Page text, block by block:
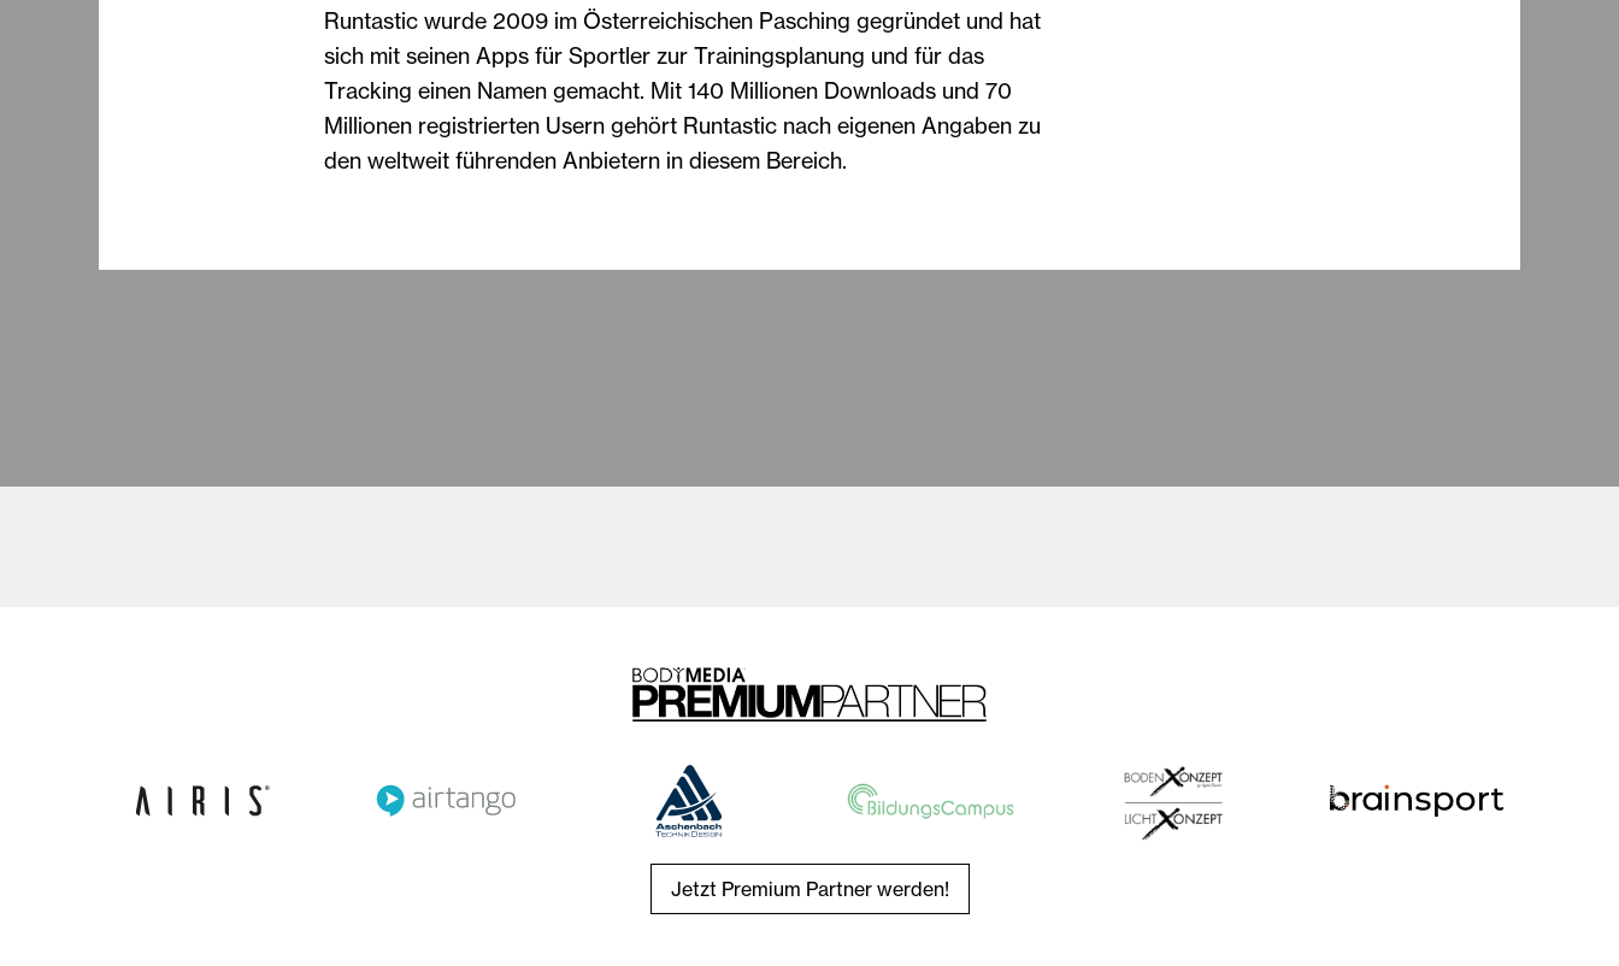
Runtastic wurde 2009 im Österreichischen Pasching gegründet und hat
sich mit seinen Apps für Sportler zur Trainingsplanung und für das
Tracking einen Namen gemacht. Mit 140 Millionen Downloads und 70
Millionen registrierten Usern gehört Runtastic nach eigenen Angaben zu
den weltweit führenden Anbietern in diesem Bereich.
Jetzt Premium Partner werden!